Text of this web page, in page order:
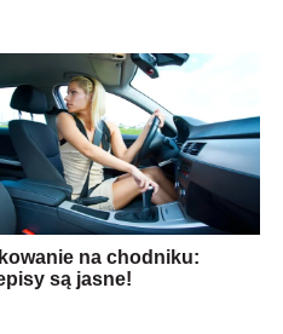
na chodniku:
są jasne!